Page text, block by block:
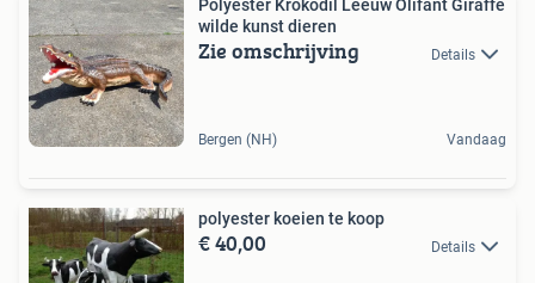
Polyester Krokodil Leeuw Olifant Giraffe
wilde kunst dieren
Zie omschrijving Details
Bergen (NH) Vandaag
polyester koeien te koop
€ 40,00 Details